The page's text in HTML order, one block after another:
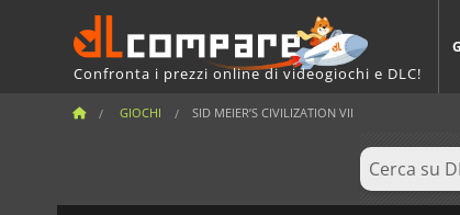
Confronta i prezzi online di videogiochi e DLC!
GIOCHI SID MEIER’S CIVILIZATION VII